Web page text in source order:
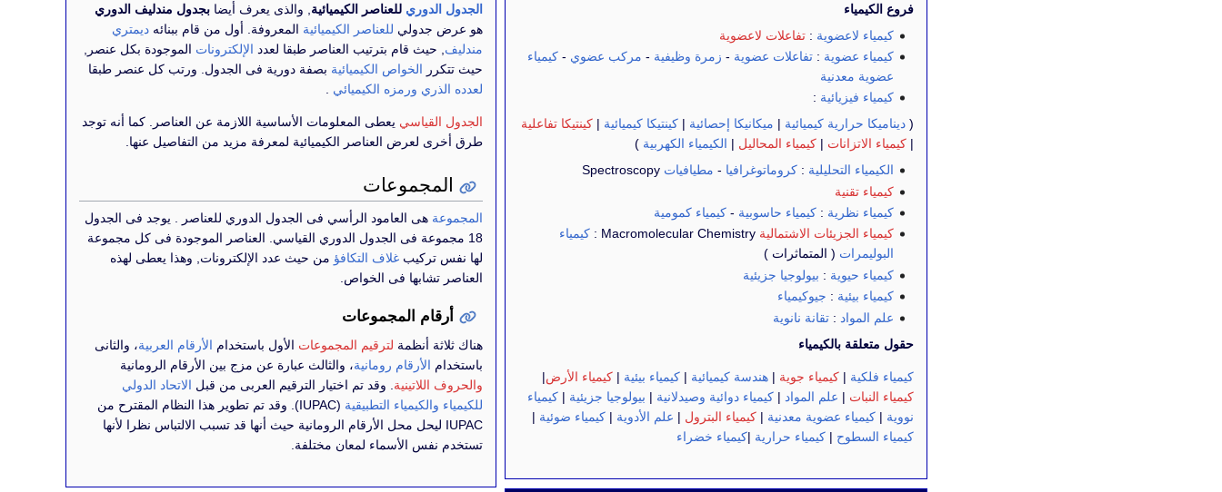
الجدول الدوري للعناصر الكيميائية , والذى يعرف أيضا بجدول مندليف الدوري
هو عرض جدولي للعناصر الكيميائية المعروفة. أول من قام ببنائه ديمتري
مندليف , حيث قام بترتيب العناصر طبقا لعدد الإلكترونات الموجودة بكل عنصر,
حيث تتكرر الخواص الكيميائية بصفة دورية فى الجدول. ورتب كل عنصر طبقا
لعدده الذري ورمزه الكيميائي
الجدول القياسي يعطى المعلومات الأساسية اللازمة عن العناصر. كما أنه توجد
طرق أخرى لعرض العناصر الكيميائية لمعرفة مزيد من التفاصيل عنها.
المجموعات
المجموعة هى العامود الرأسي فى الجدول الدوري للعناصر . يوجد فى الجدول
18 مجموعة فى الجدول الدوري القياسي. العناصر الموجودة فى كل مجموعة
لها نفس تركيب غلاف التكافؤ من حيث عدد الإلكترونات, وهذا يعطى لهذه
العناصر تشابها فى الخواص.
أرقام المجموعات
هناك ثلاثة أنظمة لترقيم المجموعات الأول باستخدام الأرقام العربية، والثانى
باستخدام الأرقام رومانية، والثالث عبارة عن مزج بين الأرقام الرومانية
والحروف اللاتينية. وقد تم اختيار الترقيم العربى من قبل الاتحاد الدولي
للكيمياء والكيمياء التطبيقية
(IUPAC). وقد تم تطوير هذا النظام المقترح من
IUPAC ليحل محل الأرقام الرومانية حيث أنها قد تسبب الالتباس نظرا لأنها
تستخدم نفس الأسماء لمعان مختلفة.
فروع الكيمياء
كيمياء لاعضوية :تفاعلات لاعضوية
كيمياء عضوية :تفاعلات عضوية - زمرة وظيفية - مركب عضوي -كيمياء
عضوية معدنية
كيمياء فيزيائية :
( ديناميكا حرارية كيميائية | ميكانيكا إحصائية | كينتيكا كيميائية | كينتيكا تفاعلية
| كيمياء الاتزانات | كيمياء المحاليل | الكيمياء الكهربية )
الكيمياء التحليلية :كروماتوغرافيا - مطيافيات Spectroscopy
كيمياء تقنية
كيمياء نظرية :كيمياء حاسوبية -كيمياء كمومية
كيمياء الجزيئات الاشتمالية Macromolecular Chemistry :
كيمياء
البوليمرات ( المتماثرات )
كيمياء حيوية : بيولوجيا جزيئية
كيمياء بيئية : جيوكيمياء
علم المواد :تقانة نانوية
حقول متعلقة بالكيمياء
كيمياء فلكية | كيمياء جوية | هندسة كيميائية | كيمياء بيئية | كيمياء الأرض|
كيمياء النبات | علم المواد | كيمياء دوائية وصيدلانية | بيولوجيا جزيئية | كيمياء
نووية | كيمياء عضوية معدنية | كيمياء البترول | علم الأدوية | كيمياء ضوئية |
كيمياء السطوح | كيمياء حرارية |كيمياء خضراء